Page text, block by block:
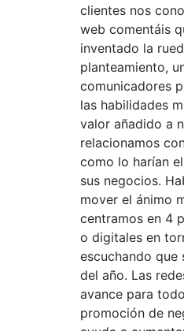
clientes nos
web comentáis
inventado la
planteamiento,
comunicadores
las habilidades
valor añadido a
relacionamos
como lo harían
sus negocios.
mover el ánimo
centramos en 4
o digitales en
escuchando que
del año. Las
avance para
promoción de